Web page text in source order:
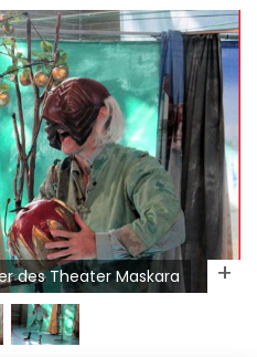
des Theater Maskara